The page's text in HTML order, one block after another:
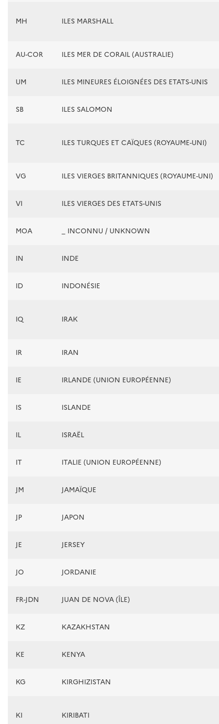
MH ILES MARSHALL
AU-COR ILES MER DE CORAIL (AUSTRALIE)
UM ILES MINEURES ÉLOIGNÉES DES ETATS-UNIS
SB ILES SALOMON
TC ILES TURQUES ET CAÏQUES (ROYAUME-UNI)
VG ILES VIERGES BRITANNIQUES (ROYAUME-UNI)
VI ILES VIERGES DES ETATS-UNIS
MOA _ INCONNU / UNKNOWN
IN INDE
ID INDONÉSIE
IQ IRAK
IR IRAN
IE IRLANDE (UNION EUROPÉENNE)
IS ISLANDE
IL ISRAËL
IT ITALIE (UNION EUROPÉENNE)
JM JAMAÏQUE
JP JAPON
JE JERSEY
JO JORDANIE
FR-JDN JUAN DE NOVA (ÎLE)
KZ KAZAKHSTAN
KE KENYA
KG KIRGHIZISTAN
KI KIRIBATI